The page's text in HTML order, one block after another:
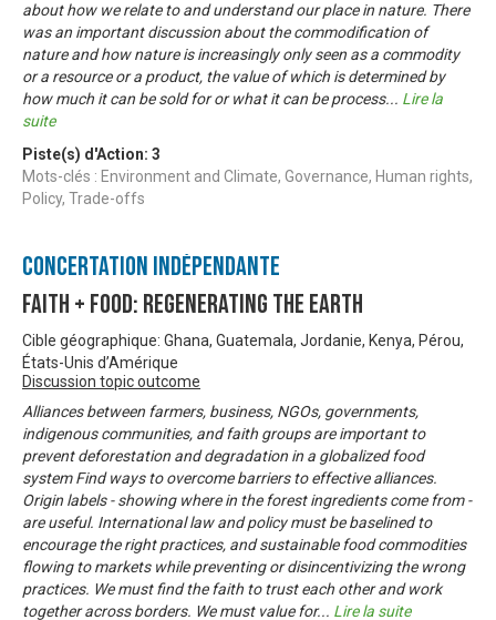
about how we relate to and understand our place in nature. There
was an important discussion about the commodification of
nature and how nature is increasingly only seen as a commodity
or a resource or a product, the value of which is determined by
how much it can be sold for or what it can be process... Lire la
suite
Piste(s) d'Action: 3
Mots-clés : Environment and Climate, Governance, Human rights,
Policy, Trade-offs
Concertation Indépendante
Faith + Food: Regenerating the Earth
Cible géographique: Ghana, Guatemala, Jordanie, Kenya, Pérou,
États-Unis d’Amérique
Discussion topic outcome
Alliances between farmers, business, NGOs, governments,
indigenous communities, and faith groups are important to
prevent deforestation and degradation in a globalized food
system Find ways to overcome barriers to effective alliances.
Origin labels - showing where in the forest ingredients come from -
are useful. International law and policy must be baselined to
encourage the right practices, and sustainable food commodities
flowing to markets while preventing or disincentivizing the wrong
practices. We must find the faith to trust each other and work
together across borders. We must value for... Lire la suite